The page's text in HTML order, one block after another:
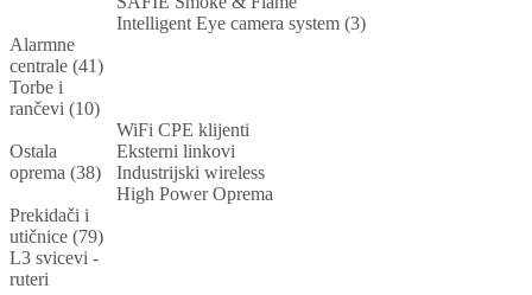
Intelligent Eye camera system (3)
Alarmne
centrale (41)
Torbe i
rančevi (10)
Ostala
oprema (38)
WiFi CPE klijenti
Eksterni linkovi
Industrijski wireless
High Power Oprema
Prekidači i
utičnice (79)
L3 svicevi -
ruteri